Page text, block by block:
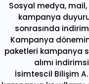
Sosyal medya,
kampanya
sonrasında
Kampanya
paketleri kampanya
alımı
İsimtescil Bilişim